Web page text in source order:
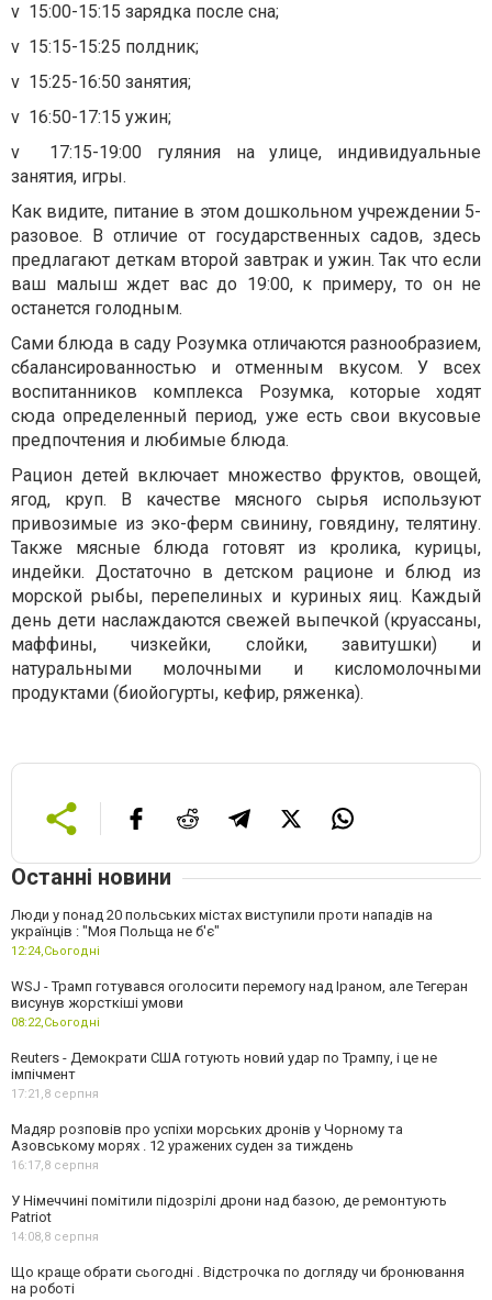
v 15:00-15:15 зарядка после сна;
v 15:15-15:25 полдник;
v 15:25-16:50 занятия;
v 16:50-17:15 ужин;
v 17:15-19:00 гуляния на улице, индивидуальные
занятия, игры.
Как видите, питание в этом дошкольном учреждении 5-
разовое. В отличие от государственных садов, здесь
предлагают деткам второй завтрак и ужин. Так что если
ваш малыш ждет вас до 19:00, к примеру, то он не
останется голодным.
Сами блюда в саду Розумка отличаются разнообразием,
сбалансированностью и отменным вкусом. У всех
воспитанников комплекса Розумка, которые ходят
сюда определенный период, уже есть свои вкусовые
предпочтения и любимые блюда.
Рацион детей включает множество фруктов, овощей,
ягод, круп. В качестве мясного сырья используют
привозимые из эко-ферм свинину, говядину, телятину.
Также мясные блюда готовят из кролика, курицы,
индейки. Достаточно в детском рационе и блюд из
морской рыбы, перепелиных и куриных яиц. Каждый
день дети наслаждаются свежей выпечкой (круассаны,
маффины, чизкейки, слойки, завитушки) и
натуральными молочными и кисломолочными
продуктами (биойогурты, кефир, ряженка).
Останні новини
Люди у понад 20 польських містах виступили проти нападів на
українців : "Моя Польща не б'є"
12:24,Сьогодні
WSJ - Трамп готувався оголосити перемогу над Іраном, але Тегеран
висунув жорсткіші умови
08:22,Сьогодні
Reuters - Демократи США готують новий удар по Трампу, і це не
імпічмент
17:21,8 серпня
Мадяр розповів про успіхи морських дронів у Чорному та
Азовському морях . 12 уражених суден за тиждень
16:17,8 серпня
У Німеччині помітили підозрілі дрони над базою, де ремонтують
Patriot
14:08,8 серпня
Що краще обрати сьогодні . Відстрочка по догляду чи бронювання
на роботі